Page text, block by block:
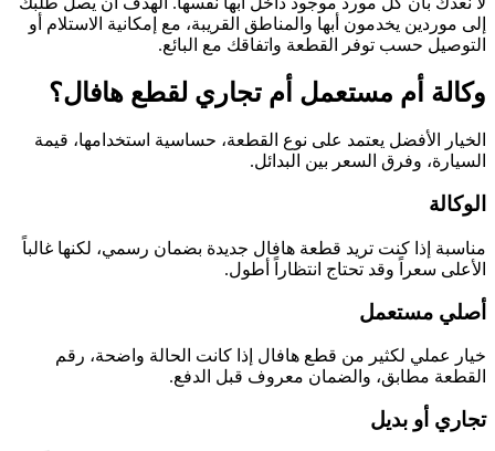
إلى موردين يخدمون أبها والمناطق القريبة، مع إمكانية الاستلام أو
التوصيل حسب توفر القطعة واتفاقك مع البائع.
وكالة أم مستعمل أم تجاري لقطع هافال؟
الخيار الأفضل يعتمد على نوع القطعة، حساسية استخدامها، قيمة
السيارة، وفرق السعر بين البدائل.
الوكالة
مناسبة إذا كنت تريد قطعة هافال جديدة بضمان رسمي، لكنها غالباً
الأعلى سعراً وقد تحتاج انتظاراً أطول.
أصلي مستعمل
خيار عملي لكثير من قطع هافال إذا كانت الحالة واضحة، رقم
القطعة مطابق، والضمان معروف قبل الدفع.
تجاري أو بديل